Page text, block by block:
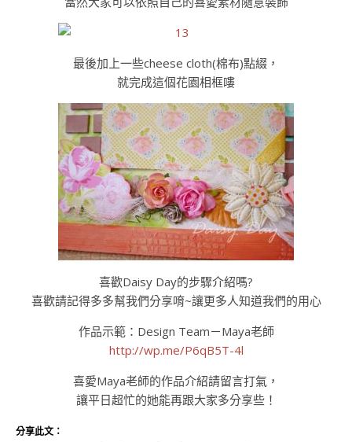
最後加上一些cheese cloth(棉布)點綴，
就完成這個花園相框嘍
喜歡Daisy Day的步驟介紹嗎?
喜歡請記得多多幫我們分享唷~讓更多人知道我們的用心
作品示範：Design Team－Maya老師
http://wp.me/P6qB5T-4l
喜愛Maya老師的作品介紹請留言打氣，
讓平日超忙的她能再跟大家多分享些！
分享此文：